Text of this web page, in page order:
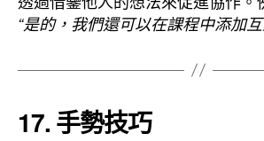
“是的，我們還可以在課程中添加
17. 手勢技巧